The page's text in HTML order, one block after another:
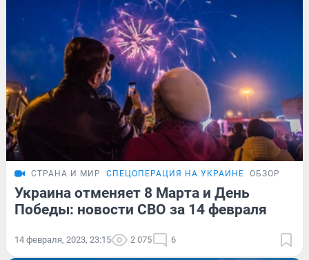
СТРАНА И МИР СПЕЦОПЕРАЦИЯ НА УКРАИНЕ ОБЗОР
Украина отменяет 8 Марта и День
Победы: новости СВО за 14 февраля
14 февраля, 2023, 23:15 2 075 6